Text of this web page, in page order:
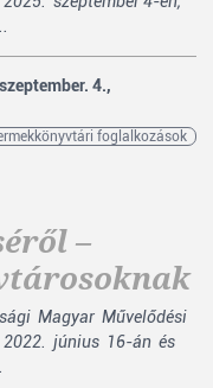
4.,
foglalkozások
–
Magyar Művelődési
június 16-án és